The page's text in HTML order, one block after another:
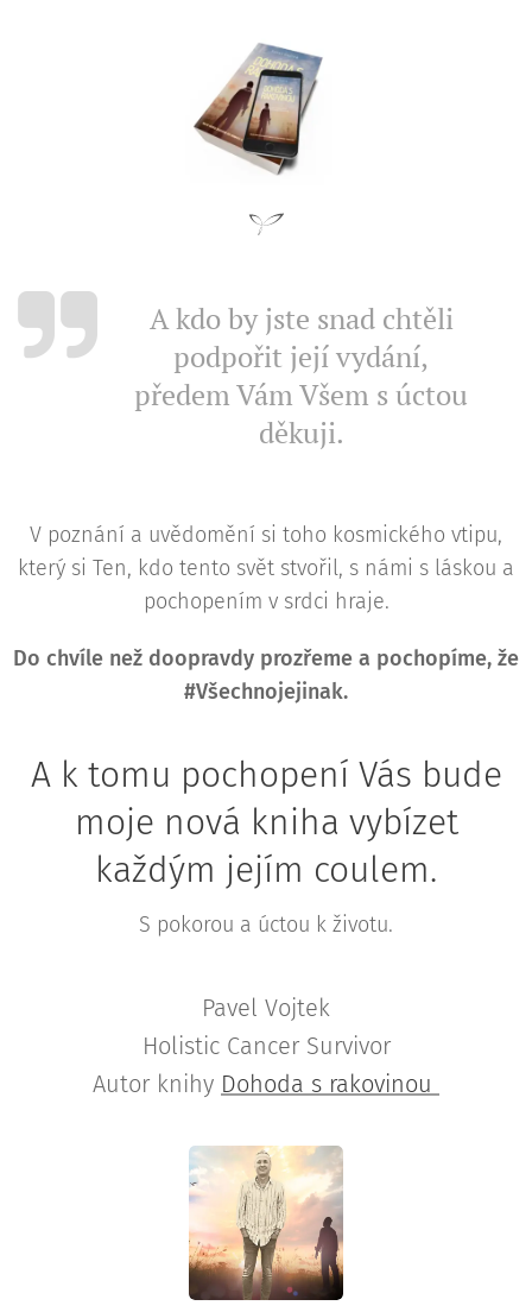
A kdo by jste snad chtěli
podpořit její vydání,
předem Vám Všem s úctou
děkuji.
V poznání a uvědomění si toho kosmického vtipu,
který si Ten, kdo tento svět stvořil, s námi s láskou a
pochopením v srdci hraje.
Do chvíle než doopravdy prozřeme a pochopíme, že
#Všechnojejinak.
A k tomu pochopení Vás bude
moje nová kniha vybízet
každým jejím coulem.
S pokorou a úctou k životu.
Pavel Vojtek
Holistic Cancer Survivor
Autor knihy Dohoda s rakovinou